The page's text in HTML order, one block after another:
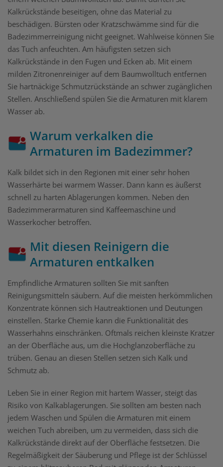
Kalkrückstände beseitigen, ohne das Material zu
beschädigen. Bürsten oder Kratzschwämme sind für die
Badezimmerreinigung nicht geeignet. Wahlweise können Sie
das Tuch anfeuchten. Am häufigsten setzen sich
Kalkrückstände in den Fugen und Ecken ab. Mit einem
milden Zitronenreiniger auf dem Baumwolltuch entfernen
Sie hartnäckige Schmutzrückstände an schwer zugänglichen
Stellen. Anschließend spülen Sie die Armaturen mit klarem
Wasser ab.
Warum verkalken die
Armaturen im Badezimmer?
Kalk bildet sich in den Regionen mit einer sehr hohen
Wasserhärte bei warmem Wasser. Dann kann es äußerst
schnell zu harten Ablagerungen kommen. Neben den
Badezimmerarmaturen sind Kaffeemaschine und
Wasserkocher betroffen.
Mit diesen Reinigern die
Armaturen entkalken
Empfindliche Armaturen sollten Sie mit sanften
Reinigungsmitteln säubern. Auf die meisten herkömmlichen
Konzentrate können sich Hautreaktionen und Deutungen
einstellen. Starke Chemie kann die Funktionalität des
Wasserhahns einschränken. Oftmals reichen kleinste Kratzer
an der Oberfläche aus, um die Hochglanzoberfläche zu
trüben. Genau an diesen Stellen setzen sich Kalk und
Schmutz ab.
Leben Sie in einer Region mit hartem Wasser, steigt das
Risiko von Kalkablagerungen. Sie sollten am besten nach
jedem Waschen und Spülen die Armaturen mit einem
weichen Tuch abreiben, um zu vermeiden, dass sich die
Kalkrückstände direkt auf der Oberfläche festsetzen. Die
Regelmäßigkeit der Säuberung und Pflege ist der Schlüssel